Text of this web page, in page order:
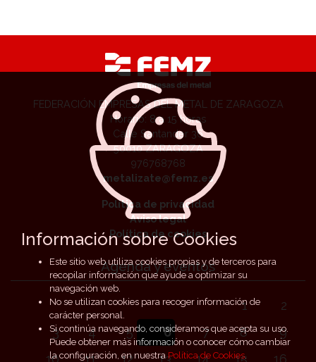
FEDERACIÓN EMPRESAS DEL METAL DE ZARAGOZA
Horario: 8 a 15 horas
Calle Santander 36
50010 ZARAGOZA
976768768
metalizate@femz.es
Política de privacidad
Aviso legal
Política de cookies
Agenda y eventos
1
2
3
4 5 6 7 8
9
Información sobre Cookies
Este sitio web utiliza cookies propias y de terceros para
recopilar información que ayude a optimizar su
navegación web.
No se utilizan cookies para recoger información de
carácter personal.
Si continúa navegando, consideramos que acepta su uso.
Puede obtener más información o conocer cómo cambiar
la configuración, en nuestraPolítica de Cookies.